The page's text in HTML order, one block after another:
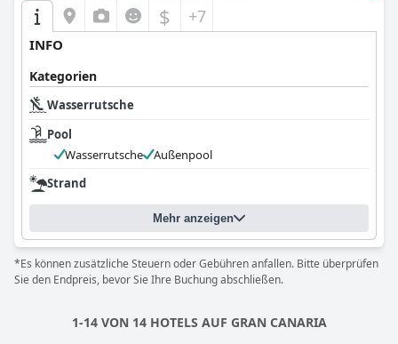
$ +7
INFO
Kategorien
Wasserrutsche
Pool
Wasserrutsche
Außenpool
Strand
Mehr anzeigen
*Es können zusätzliche Steuern oder Gebühren anfallen. Bitte überprüfen
Sie den Endpreis, bevor Sie Ihre Buchung abschließen.
1-14 VON 14 HOTELS AUF GRAN CANARIA